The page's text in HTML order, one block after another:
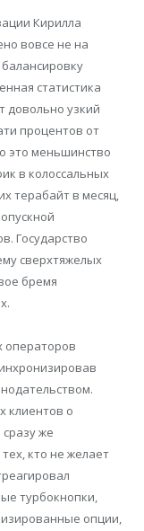
Кирилла
вовсе не на
статистика
довольно узкий
процентов от
это меньшинство
в колоссальных
терабайт в месяц,
Государство
сверхтяжелых
бремя
операторов
клиентов о
же
кто не желает
турбокнопки,
опции,